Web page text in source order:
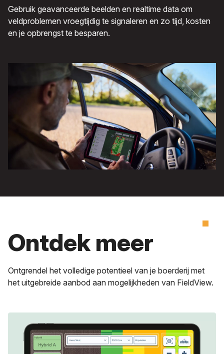
Gebruik geavanceerde beelden en realtime data om
veldproblemen vroegtijdig te signaleren en zo tijd, kosten
en je opbrengst te besparen.
Ontdek meer
Ontgrendel het volledige potentieel van je boerderij met
het uitgebreide aanbod aan mogelijkheden van FieldView.